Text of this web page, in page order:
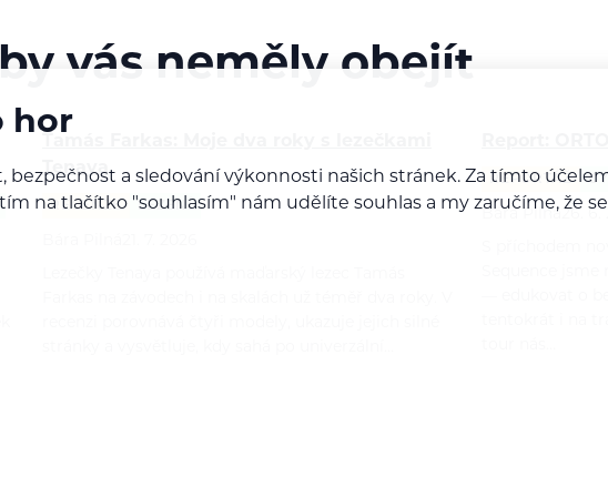
vás neměly obejít
Tenaya
RECENZE LEZENÍ
REPORTÁŽ
Bára Pilná 26. 6.
— edukovat o
tentokrát i na
hor
bezpečnost a sledování výkonnosti našich stránek. Za tímto
na tlačítko "souhlasím" nám udělíte souhlas a my zaručíme, že